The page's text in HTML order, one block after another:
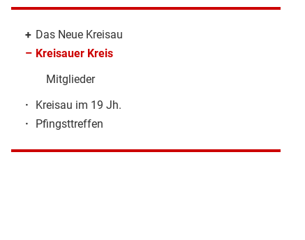
+ Das Neue Kreisau
– Kreisauer Kreis
Mitglieder
·
Kreisau im 19 Jh.
·
Pfingsttreffen